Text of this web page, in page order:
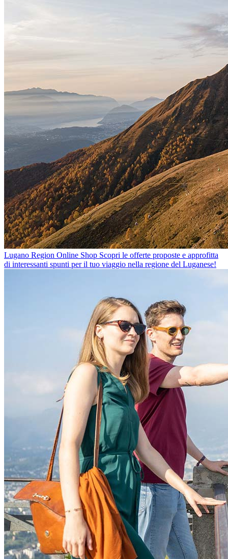
Lugano Region Online Shop Scopri le offerte proposte e approfitta
di interessanti spunti per il tuo viaggio nella regione del Luganese!